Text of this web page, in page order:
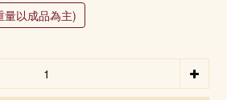
以成品為主)